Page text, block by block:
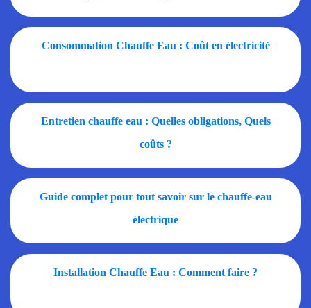
Consommation Chauffe Eau : Coût en électricité
Entretien chauffe eau : Quelles obligations, Quels
coûts ?
Guide complet pour tout savoir sur le chauffe-eau
électrique
Installation Chauffe Eau : Comment faire ?